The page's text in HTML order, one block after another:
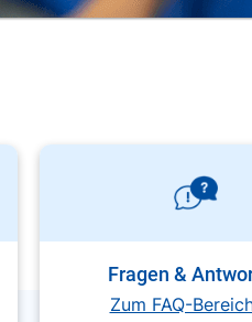
Fragen &
Zum FAQ-